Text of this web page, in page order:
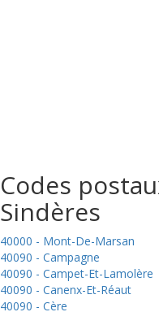
Codes
Sindères
40000 - Mont-De-Marsan
40090 - Campagne
40090 - Campet-Et-Lamolère
40090 - Canenx-Et-Réaut
40090 - Cère